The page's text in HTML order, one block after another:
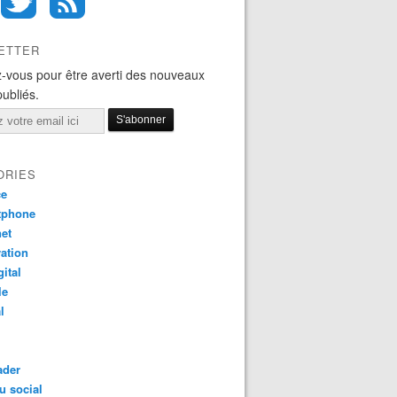
vous pour être averti des nouveaux
social